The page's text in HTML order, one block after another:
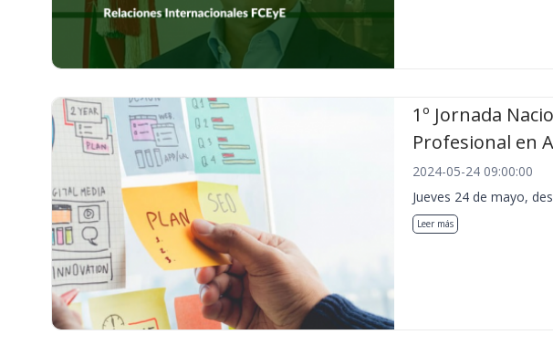
1º Jornada
Profesional en
2024-05-24 09:00:00
Jueves 24 de mayo,
Leer más